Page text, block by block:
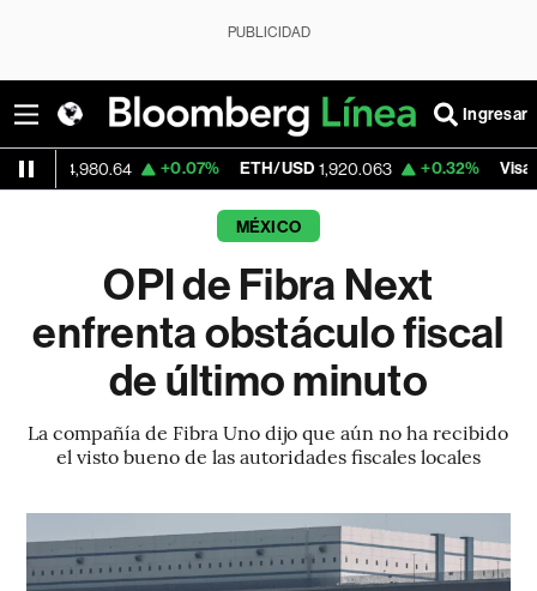
PUBLICIDAD
Ingresar
+0.07% ETH/USD 1,920.063 +0.32% Visa 362.50
MÉXICO
OPI de Fibra Next
enfrenta obstáculo fiscal
de último minuto
La compañía de Fibra Uno dijo que aún no ha recibido
el visto bueno de las autoridades fiscales locales